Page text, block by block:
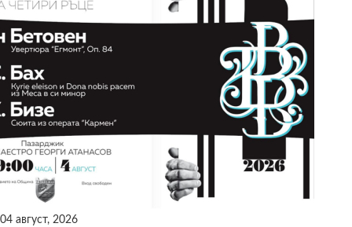
04 август, 2026